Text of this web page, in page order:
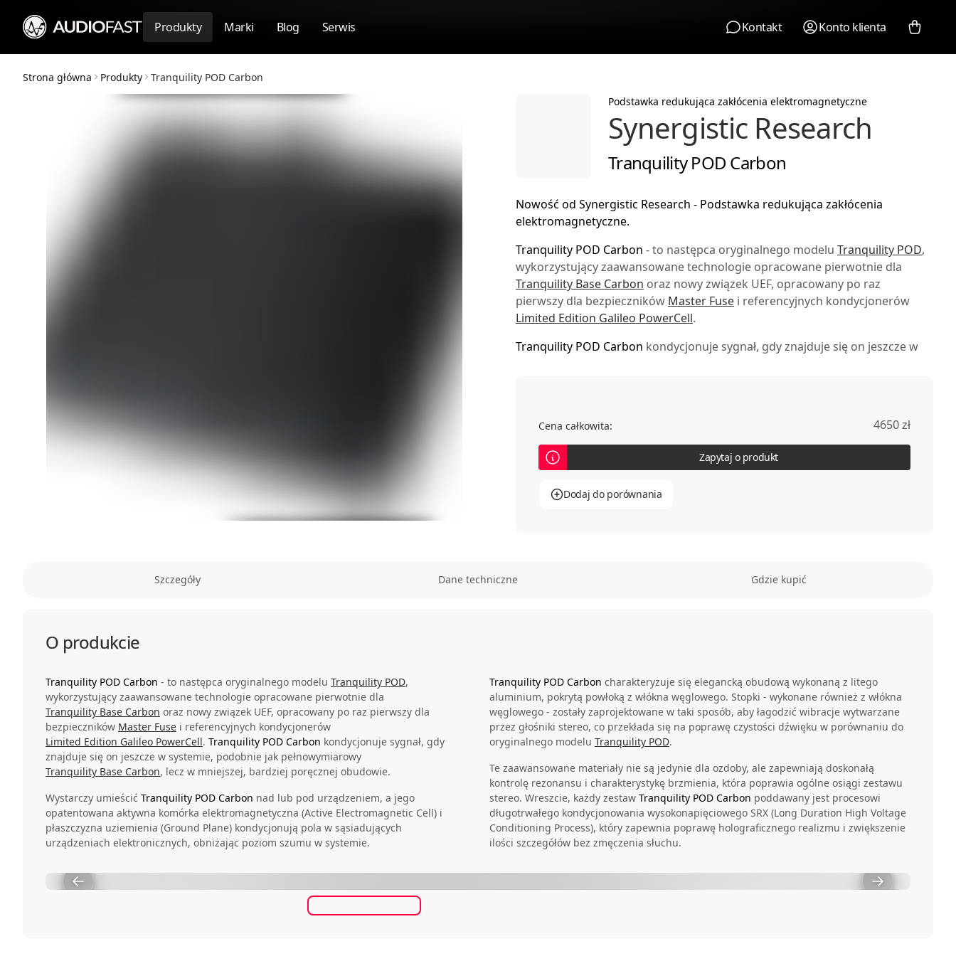
Produkty Marki Blog Serwis Kontakt Konto klienta
Strona główna Produkty
Tranquility POD Carbon
Podstawka redukująca zakłócenia elektromagnetyczne
Synergistic Research
Tranquility POD Carbon
Nowość od Synergistic Research - Podstawka redukująca zakłócenia
elektromagnetyczne.
Tranquility POD Carbon - to następca oryginalnego modelu Tranquility POD,
wykorzystujący zaawansowane technologie opracowane pierwotnie dla
Tranquility Base Carbon oraz nowy związek UEF, opracowany po raz
pierwszy dla bezpieczników Master Fuse i referencyjnych kondycjonerów
Limited Edition Galileo PowerCell.
Tranquility POD Carbon kondycjonuje sygnał, gdy znajduje się on jeszcze w
Cena całkowita: 4650 zł
Zapytaj o produkt
Dodaj do porównania
Szczegóły Dane techniczne Gdzie kupić
O produkcie
Tranquility POD Carbon - to następca oryginalnego modelu Tranquility POD,
wykorzystujący zaawansowane technologie opracowane pierwotnie dla
Tranquility Base Carbon oraz nowy związek UEF, opracowany po raz pierwszy dla
bezpieczników Master Fuse i referencyjnych kondycjonerów
Limited Edition Galileo PowerCell. Tranquility POD Carbon kondycjonuje sygnał, gdy
znajduje się on jeszcze w systemie, podobnie jak pełnowymiarowy
Tranquility Base Carbon, lecz w mniejszej, bardziej poręcznej obudowie.
Wystarczy umieścić Tranquility POD Carbon nad lub pod urządzeniem, a jego
opatentowana aktywna komórka elektromagnetyczna (Active Electromagnetic Cell) i
płaszczyzna uziemienia (Ground Plane) kondycjonują pola w sąsiadujących
urządzeniach elektronicznych, obniżając poziom szumu w systemie.
Tranquility POD Carbon charakteryzuje się elegancką obudową wykonaną z litego
aluminium, pokrytą powłoką z włókna węglowego. Stopki - wykonane również z włókna
węglowego - zostały zaprojektowane w taki sposób, aby łagodzić wibracje wytwarzane
przez głośniki stereo, co przekłada się na poprawę czystości dźwięku w porównaniu do
oryginalnego modelu Tranquility POD.
Te zaawansowane materiały nie są jedynie dla ozdoby, ale zapewniają doskonałą
kontrolę rezonansu i charakterystykę brzmienia, która poprawia ogólne osiągi zestawu
stereo. Wreszcie, każdy zestaw Tranquility POD Carbon poddawany jest procesowi
długotrwałego kondycjonowania wysokonapięciowego SRX (Long Duration High Voltage
Conditioning Process), który zapewnia poprawę holograficznego realizmu i zwiększenie
ilości szczegółów bez zmęczenia słuchu.